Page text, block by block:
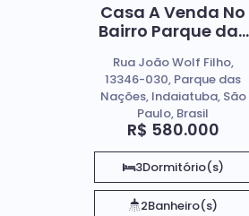
Casa A Venda No
Bairro Parque das
Indaiatuba SP.
R$ 580.000
Rua João Wolf Filho,
13346-030, Parque das
Nações, Indaiatuba, São
Paulo, Brasil
3Dormitório(s)
2Banheiro(s)